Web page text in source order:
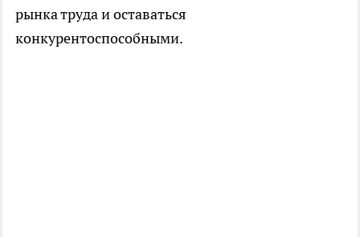
рынка труда и оставаться
конкурентоспособными.